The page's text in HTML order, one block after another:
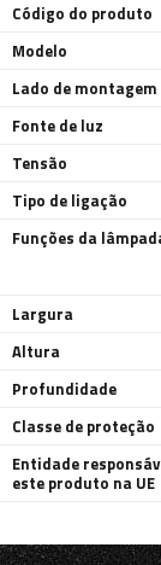
Código do produto
Modelo
Lado de montagem
Fonte de luz
Tensão
Tipo de ligação
Funções da
Largura
Altura
Profundidade
Classe de proteção
Entidade
este produto na UE